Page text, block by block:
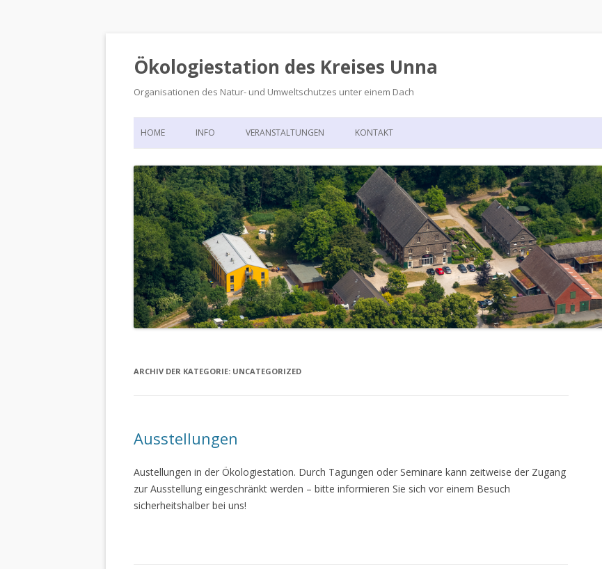
Ökologiestation des Kreises Unna
Organisationen des Natur- und Umweltschutzes unter einem Dach
Zum
HOME INFO
DIE ÖKOLOGIESTATION – FAST
900 JAHRE VORGESCHICHTE
VERANSTALTUNGEN KONTAKT
ARCHIV DER KATEGORIE: UNCATEGORIZED
Ausstellungen
Austellungen in der Ökologiestation. Durch Tagungen oder Seminare kann zeitweise der Zugang
zur Ausstellung eingeschränkt werden – bitte informieren Sie sich vor einem Besuch
sicherheitshalber bei uns!